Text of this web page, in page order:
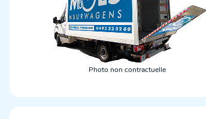
Photo non contractuelle